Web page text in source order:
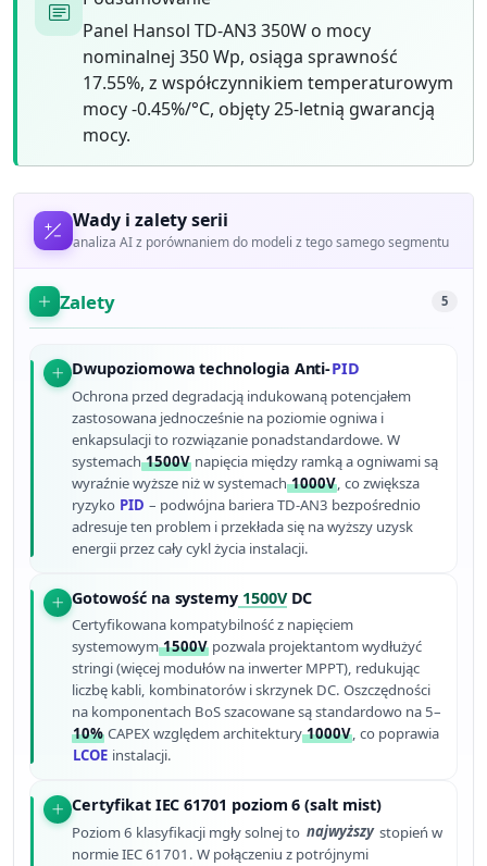
Panel Hansol TD-AN3 350W o mocy
nominalnej 350 Wp, osiąga sprawność
17.55%, z współczynnikiem temperaturowym
mocy -0.45%/°C, objęty 25-letnią gwarancją
mocy.
Wady i zalety serii
analiza AI z porównaniem do modeli z tego samego segmentu
Zalety 5
Dwupoziomowa technologia Anti-PID
Ochrona przed degradacją indukowaną potencjałem
zastosowana jednocześnie na poziomie ogniwa i
enkapsulacji to rozwiązanie ponadstandardowe. W
systemach1500V napięcia między ramką a ogniwami są
wyraźnie wyższe niż w systemach1000V, co zwiększa
ryzyko PID – podwójna bariera TD-AN3 bezpośrednio
adresuje ten problem i przekłada się na wyższy uzysk
energii przez cały cykl życia instalacji.
Gotowość na systemy 1500VDC
Certyfikowana kompatybilność z napięciem
systemowym1500V pozwala projektantom wydłużyć
stringi (więcej modułów na inwerter MPPT), redukując
liczbę kabli, kombinatorów i skrzynek DC. Oszczędności
na komponentach BoS szacowane są standardowo na 5–
10% CAPEX względem architektury1000V, co poprawia
LCOE instalacji.
Certyfikat IEC 61701 poziom 6 (salt mist)
Poziom 6 klasyfikacji mgły solnej to najwyższy stopień w
normie IEC 61701. W połączeniu z potrójnymi